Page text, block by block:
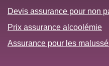
Devis assurance pour non
Prix assurance alcoolémie
Assurance pour les